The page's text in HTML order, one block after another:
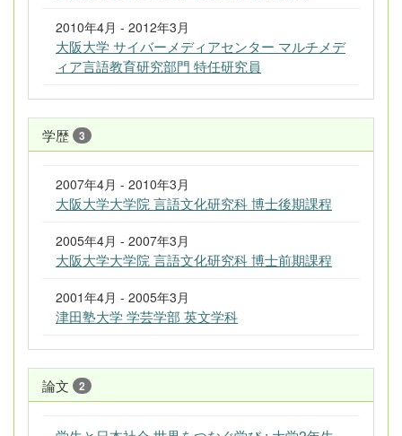
2010年4月 - 2012年3月
大阪大学 サイバーメディアセンター マルチメデ
ィア言語教育研究部門 特任研究員
学歴 3
2007年4月 - 2010年3月
大阪大学大学院 言語文化研究科 博士後期課程
2005年4月 - 2007年3月
大阪大学大学院 言語文化研究科 博士前期課程
2001年4月 - 2005年3月
津田塾大学 学芸学部 英文学科
論文 2